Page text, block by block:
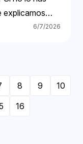
explicamos
6/7/2026
8 9
10
16